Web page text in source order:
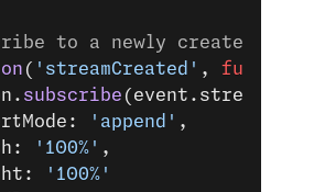
to a newly created
on ( 'streamCreated' , function
subscribe (event.stream,
'append' ,
'100%' ,
'100%'